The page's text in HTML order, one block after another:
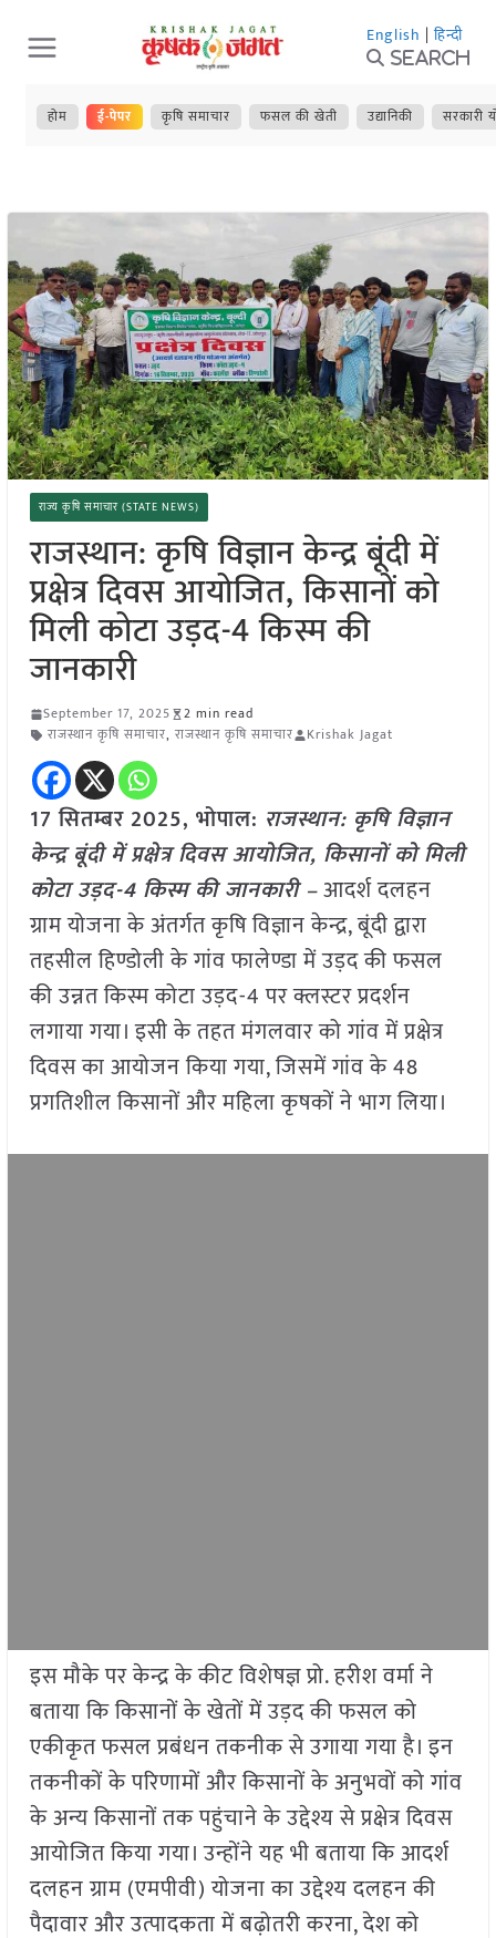
Skip
to
content
English | हिन्दी
Search
होम ई-पेपर कृषि समाचार फसल की खेती उद्यानिकी सरकारी
राज्य कृषि समाचार (STATE NEWS)
राजस्थान: कृषि विज्ञान केन्द्र बूंदी में
प्रक्षेत्र दिवस आयोजित, किसानों को
मिली कोटा उड़द-4 किस्म की
जानकारी
September 17, 2025
2 min read
राजस्थान कृषि समाचार, राजस्थान कृषि समाचार Krishak Jagat
17 सितम्बर 2025, भोपाल: राजस्थान: कृषि विज्ञान
केन्द्र बूंदी में प्रक्षेत्र दिवस आयोजित, किसानों को मिली
कोटा उड़द-4 किस्म की जानकारी –आदर्श दलहन
ग्राम योजना के अंतर्गत कृषि विज्ञान केन्द्र, बूंदी द्वारा
तहसील हिण्डोली के गांव फालेण्डा में उड़द की फसल
की उन्नत किस्म कोटा उड़द-4 पर क्लस्टर प्रदर्शन
लगाया गया। इसी के तहत मंगलवार को गांव में प्रक्षेत्र
दिवस का आयोजन किया गया, जिसमें गांव के 48
प्रगतिशील किसानों और महिला कृषकों ने भाग लिया।
इस मौके पर केन्द्र के कीट विशेषज्ञ प्रो. हरीश वर्मा ने
बताया कि किसानों के खेतों में उड़द की फसल को
एकीकृत फसल प्रबंधन तकनीक से उगाया गया है। इन
तकनीकों के परिणामों और किसानों के अनुभवों को गांव
के अन्य किसानों तक पहुंचाने के उद्देश्य से प्रक्षेत्र दिवस
आयोजित किया गया। उन्होंने यह भी बताया कि आदर्श
दलहन ग्राम (एमपीवी) योजना का उद्देश्य दलहन की
पैदावार और उत्पादकता में बढ़ोतरी करना, देश को